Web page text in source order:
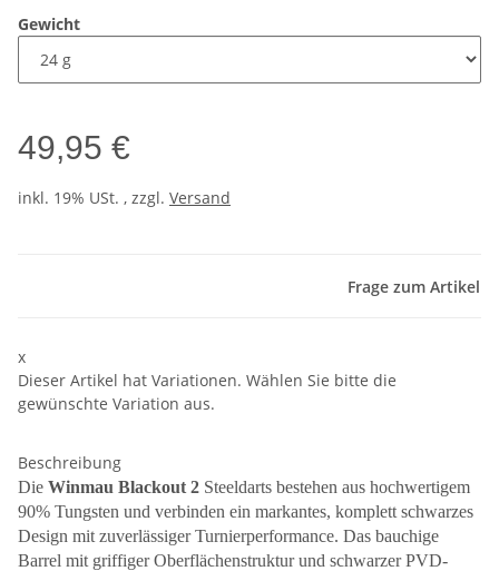
Gewicht
49,95 €
inkl. 19% USt. , zzgl. Versand
Frage zum Artikel
x
Dieser Artikel hat Variationen. Wählen Sie bitte die
gewünschte Variation aus.
Beschreibung
Die Winmau Blackout 2 Steeldarts bestehen aus hochwertigem
90% Tungsten und verbinden ein markantes, komplett schwarzes
Design mit zuverlässiger Turnierperformance. Das bauchige
Barrel mit griffiger Oberflächenstruktur und schwarzer PVD-